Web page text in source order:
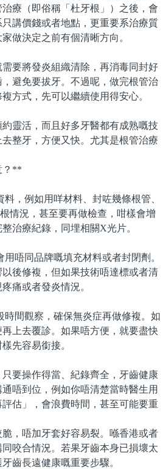
療（即俗稱「杜牙根」）之後，會
講價錢或者地點，更重要系治療質
做決定之前有個清晰方向。
要將發炎組織清除，再消毒同封好
避免要拔牙。不過呢，做完根管治
方式，先可以繼續使用得安心。
靈活，而且好多牙醫都有成熟嘅技
整牙，方便又快。尤其是根管治療
？**
例如用咩材料、封咗幾條根管、
情況，甚至要再做檢查，咁樣會增
治療紀錄，同埋相關X光片。
同品牌嘅填充材料或者封閉劑。
後修複，但如果技術唔達標或者清
痛或者發炎情況。
間觀察，確保無炎症再做修複。如
上去覆診。如果唔方便，就要盡快
先容易銜接。
要操作得當、紀錄齊全，牙齒健康
唔到位，例如你唔清楚當時醫生用
估」，會浪費時間，甚至可能要重
，唔加牙套好容易裂。喺香港或者
咬合情況。若果牙齒本身已損壞太
齒長遠健康嘅重要步驟。